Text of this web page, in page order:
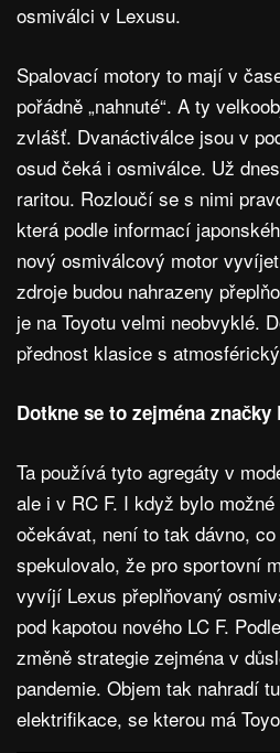
osmiválci v Lexusu.
Spalovací motory to mají v
pořádně „nahnuté“. A ty
zvlášť. Dvanáctiválce jsou v
osud čeká i osmiválce. Už
raritou. Rozloučí se s nimi
která podle informací
nový osmiválcový motor
zdroje budou nahrazeny
je na Toyotu velmi neobvyklé.
přednost klasice s
Dotkne se to zejména značky
Ta používá tyto agregáty v
ale i v RC F. I když bylo
očekávat, není to tak dávno,
spekulovalo, že pro sportovní
vyvíjí Lexus přeplňovaný
pod kapotou nového LC F.
změně strategie zejména v
pandemie. Objem tak nahradí
elektrifikace, se kterou má